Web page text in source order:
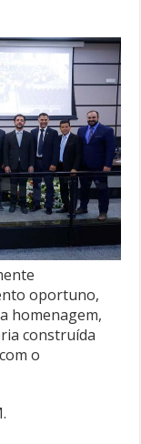
oportuno,
homenagem,
construída
o